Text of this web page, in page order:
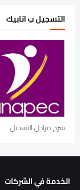
التسجيل ب انابيك
شرح مراحل التسجيل
الخدمة في الشركات